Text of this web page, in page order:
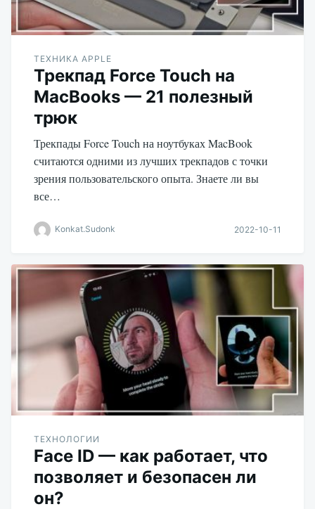
ТЕХНИКА APPLE
Трекпад Force Touch на
MacBooks — 21 полезный
трюк
Трекпады Force Touch на ноутбуках MacBook
считаются одними из лучших трекпадов с точки
зрения пользовательского опыта. Знаете ли вы
все…
Konkat.Sudonk 2022-10-11
ТЕХНОЛОГИИ
Face ID — как работает, что
позволяет и безопасен ли
он?